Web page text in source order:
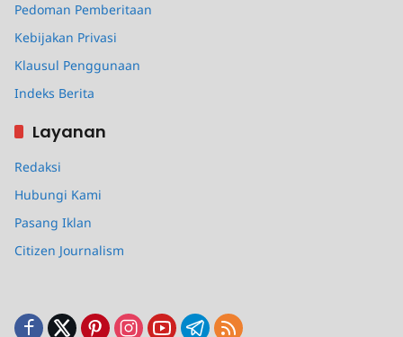
Pedoman Pemberitaan
Kebijakan Privasi
Klausul Penggunaan
Indeks Berita
Layanan
Redaksi
Hubungi Kami
Pasang Iklan
Citizen Journalism